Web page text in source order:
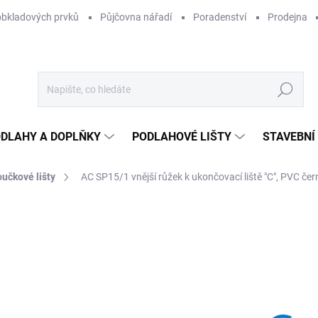
prvků Půjčovna nářadí Poradenství Prodejna
Hledat
A DOPLŇKY PODLAHOVÉ LIŠTY
lišty AC SP15/1 vnější růžek k ukončovací liště "C", PVC